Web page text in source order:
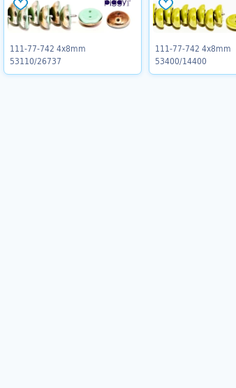
111-77-742 4x8mm
53110/26737
111-77-742 4x8mm
53400/14400